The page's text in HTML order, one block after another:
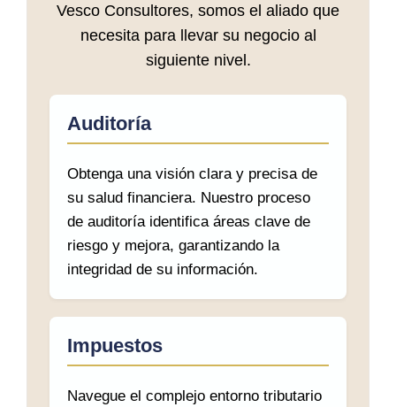
Vesco Consultores, somos el aliado que
necesita para llevar su negocio al
siguiente nivel.
Auditoría
Obtenga una visión clara y precisa de
su salud financiera. Nuestro proceso
de auditoría identifica áreas clave de
riesgo y mejora, garantizando la
integridad de su información.
Impuestos
Navegue el complejo entorno tributario